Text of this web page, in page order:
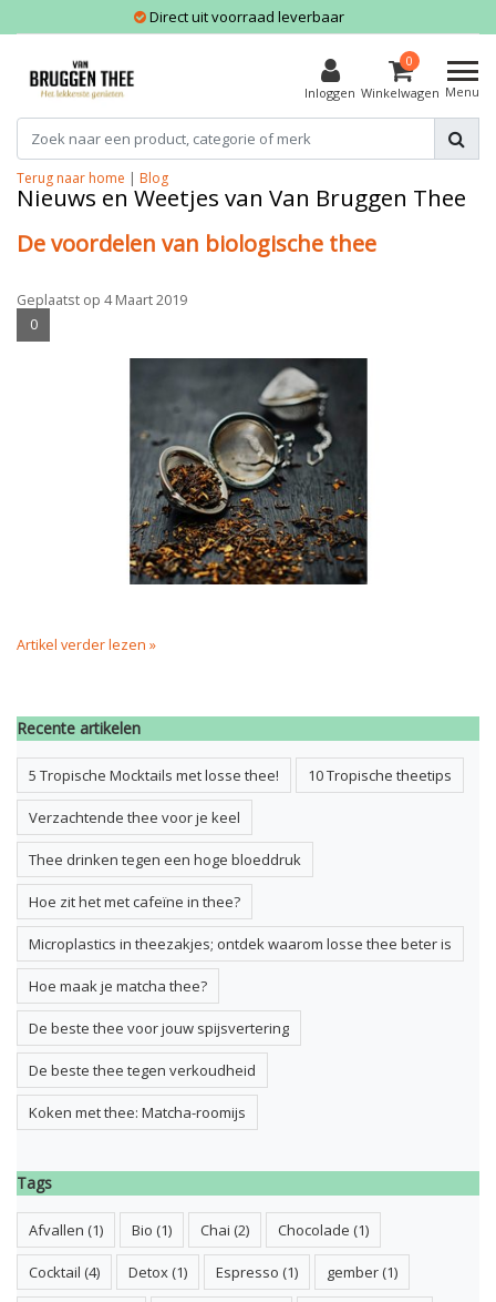
Direct uit voorraad leverbaar
Inloggen
0
Winkelwagen Menu
Terug naar home | Blog
Nieuws en Weetjes van Van Bruggen Thee
De voordelen van biologische thee
Geplaatst op 4 Maart 2019
0
Artikel verder lezen »
Recente artikelen
5 Tropische Mocktails met losse thee! 10 Tropische theetips
Verzachtende thee voor je keel
Thee drinken tegen een hoge bloeddruk
Hoe zit het met cafeïne in thee?
Microplastics in theezakjes; ontdek waarom losse thee beter is
Hoe maak je matcha thee?
De beste thee voor jouw spijsvertering
De beste thee tegen verkoudheid
Koken met thee: Matcha-roomijs
Tags
Afvallen (1) Bio (1) Chai (2) Chocolade (1)
Cocktail (4) Detox(1) Espresso (1) gember(1)